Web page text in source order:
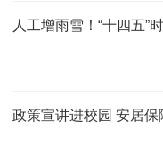
人工增雨雪！“十四五”
政策宣讲进校园 安居